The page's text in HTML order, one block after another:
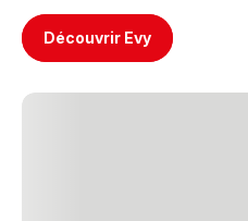
Découvrir Evy